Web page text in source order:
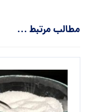
مطالب مرتبط ...